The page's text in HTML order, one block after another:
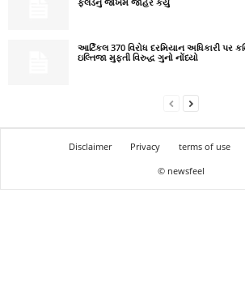
આર્ટિકલ 370 વિરોધ દરમિયાન અધિકારી પર
ઇલ્તિજા મુફ્તી વિરુદ્ધ ગુનો નોંધ્યો
Disclaimer Privacy terms of use
© newsfeel